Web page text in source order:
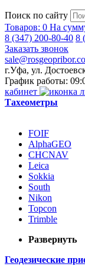
Поиск по сайту
Товаров: 0 На
8 (347) 200-80-40 8
Заказать звонок
г.Уфа, ул.
График работы:
кабинет
Тахеометры
FOIF
AlphaGEO
CHCNAV
Leica
Sokkia
South
Nikon
Topcon
Trimble
Развернуть
Геодезические